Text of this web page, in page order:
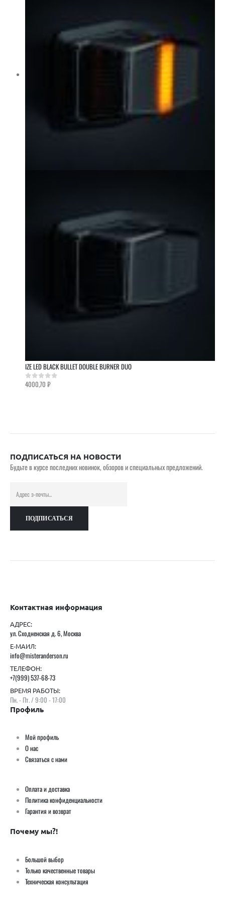
IZE LED BLACK BULLET DOUBLE BURNER DUO
0out of 5
4000,70 ₽
ПОДПИСАТЬСЯ НА НОВОСТИ
Будьте в курсе последних новинок, обзоров и специальных предложений.
Контактная информация
АДРЕС:
ул. Сходненская д. 6, Москва
Е-МАИЛ:
info@misteranderson.ru
ТЕЛЕФОН:
+7(999) 537-68-73
ВРЕМЯ РАБОТЫ:
Пн. - Пт. / 9:00 - 17:00
Профиль
Мой профиль
О нас
Связаться с нами
Оплата и доставка
Политика конфиденциальности
Гарантия и возврат
Почему мы?!
Большой выбор
Только качественные товары
Техническая консультация